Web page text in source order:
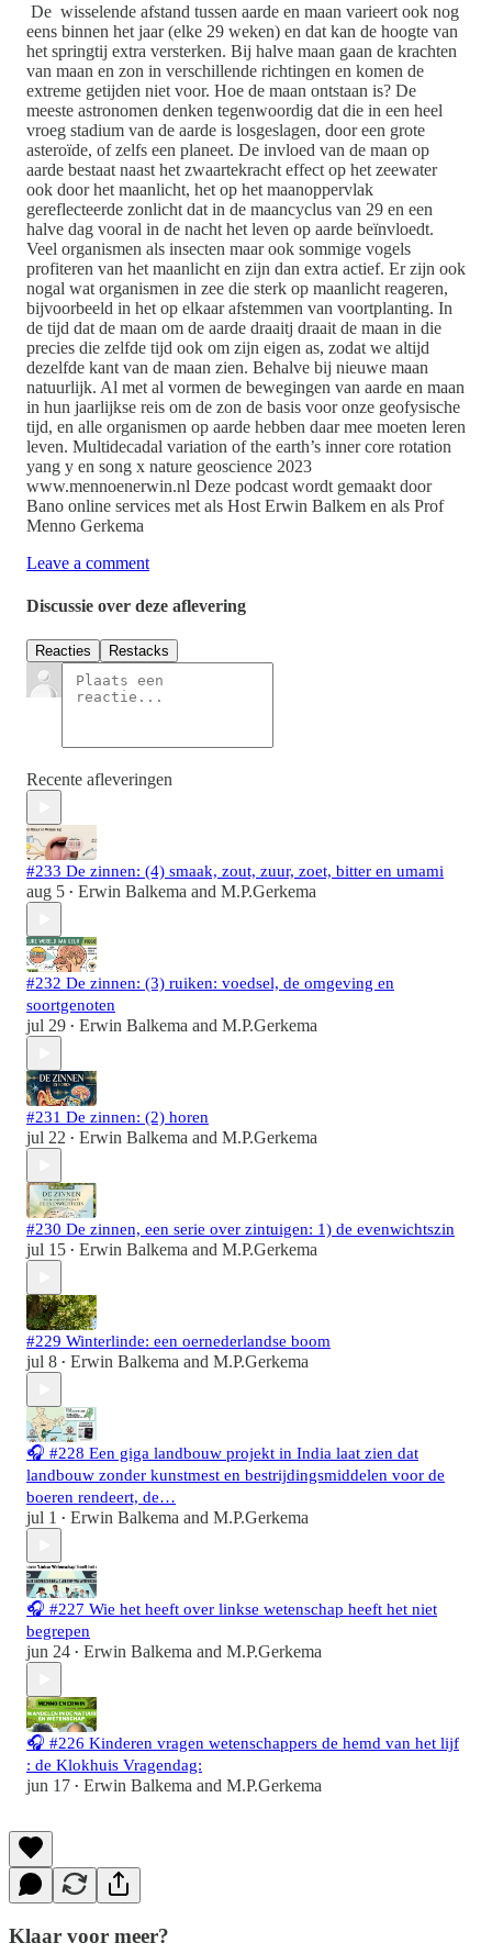
De wisselende afstand tussen aarde en maan varieert ook nog
eens binnen het jaar (elke 29 weken) en dat kan de hoogte van
het springtij extra versterken. Bij halve maan gaan de krachten
van maan en zon in verschillende richtingen en komen de
extreme getijden niet voor. Hoe de maan ontstaan is? De
meeste astronomen denken tegenwoordig dat die in een heel
vroeg stadium van de aarde is losgeslagen, door een grote
asteroïde, of zelfs een planeet. De invloed van de maan op
aarde bestaat naast het zwaartekracht effect op het zeewater
ook door het maanlicht, het op het maanoppervlak
gereflecteerde zonlicht dat in de maancyclus van 29 en een
halve dag vooral in de nacht het leven op aarde beïnvloedt.
Veel organismen als insecten maar ook sommige vogels
profiteren van het maanlicht en zijn dan extra actief. Er zijn ook
nogal wat organismen in zee die sterk op maanlicht reageren,
bijvoorbeeld in het op elkaar afstemmen van voortplanting. In
de tijd dat de maan om de aarde draaitj draait de maan in die
precies die zelfde tijd ook om zijn eigen as, zodat we altijd
dezelfde kant van de maan zien. Behalve bij nieuwe maan
natuurlijk. Al met al vormen de bewegingen van aarde en maan
in hun jaarlijkse reis om de zon de basis voor onze geofysische
tijd, en alle organismen op aarde hebben daar mee moeten leren
leven. Multidecadal variation of the earth’s inner core rotation
yang y en song x nature geoscience 2023
www.mennoenerwin.nl Deze podcast wordt gemaakt door
Bano online services met als Host Erwin Balkem en als Prof
Menno Gerkema
Leave a comment
Discussie over deze aflevering
Reacties Restacks
Recente afleveringen
#233 De zinnen: (4) smaak, zout, zuur, zoet, bitter en umami
aug 5 • Erwin Balkema and M.P.Gerkema
#232 De zinnen: (3) ruiken: voedsel, de omgeving en
soortgenoten
jul 29 • Erwin Balkema and M.P.Gerkema
#231 De zinnen: (2) horen
jul 22 • Erwin Balkema and M.P.Gerkema
#230 De zinnen, een serie over zintuigen: 1) de evenwichtszin
jul 15 • Erwin Balkema and M.P.Gerkema
#229 Winterlinde: een oernederlandse boom
jul 8 • Erwin Balkema and M.P.Gerkema
🎧 #228 Een giga landbouw projekt in India laat zien dat
landbouw zonder kunstmest en bestrijdingsmiddelen voor de
boeren rendeert, de…
jul 1 • Erwin Balkema and M.P.Gerkema
🎧 #227 Wie het heeft over linkse wetenschap heeft het niet
begrepen
jun 24 • Erwin Balkema and M.P.Gerkema
🎧 #226 Kinderen vragen wetenschappers de hemd van het lijf
: de Klokhuis Vragendag:
jun 17 • Erwin Balkema and M.P.Gerkema
Klaar voor meer?